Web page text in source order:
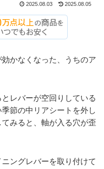
2025.08.03 2025.08.05
かなくなった、うちのア
レバーが空回りしている
節の中リアシートを外し
みると、軸が入る穴が歪
ングレバーを取り付けて